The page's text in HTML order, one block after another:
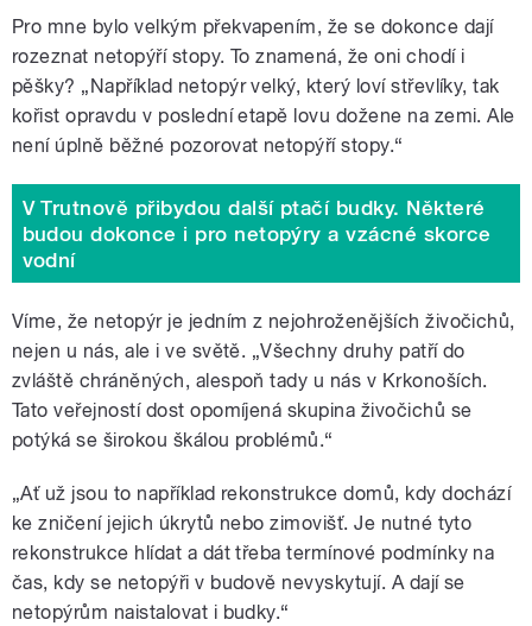
Pro mne bylo velkým překvapením, že se dokonce dají
rozeznat netopýří stopy. To znamená, že oni chodí i
pěšky? „Například netopýr velký, který loví střevlíky, tak
kořist opravdu v poslední etapě lovu dožene na zemi. Ale
není úplně běžné pozorovat netopýří stopy.“
V Trutnově přibydou další ptačí budky. Některé
budou dokonce i pro netopýry a vzácné skorce
vodní
Víme, že netopýr je jedním z nejohroženějších živočichů,
nejen u nás, ale i ve světě. „Všechny druhy patří do
zvláště chráněných, alespoň tady u nás v Krkonoších.
Tato veřejností dost opomíjená skupina živočichů se
potýká se širokou škálou problémů.“
„Ať už jsou to například rekonstrukce domů, kdy dochází
ke zničení jejich úkrytů nebo zimovišť. Je nutné tyto
rekonstrukce hlídat a dát třeba termínové podmínky na
čas, kdy se netopýři v budově nevyskytují. A dají se
netopýrům naistalovat i budky.“